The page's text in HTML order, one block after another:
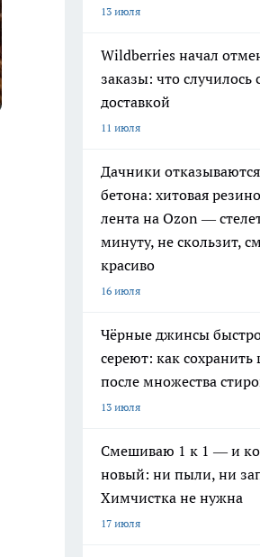
13 июля
Wildberries начал
заказы: что случилось
доставкой
11 июля
Дачники
бетона: хитовая
лента на Ozon —
минуту, не скользит,
красиво
16 июля
Чёрные джинсы
сереют: как сохранить
после множества
13 июля
Смешиваю 1 к 1 — и
новый: ни пыли, ни
Химчистка не нужна
17 июля